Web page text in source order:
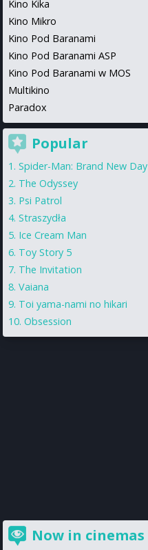
Kino Kika
Kino Mikro
Kino Pod Baranami
Kino Pod Baranami ASP
Kino Pod Baranami w MOS
Multikino
Paradox
Popular
Spider-Man: Brand New Day
The Odyssey
Psi Patrol
Straszydła
Ice Cream Man
Toy Story 5
The Invitation
Vaiana
Toi yama-nami no hikari
Obsession
Now in cinemas